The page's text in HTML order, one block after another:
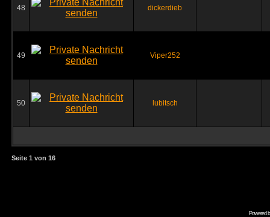
48 dickerdieb
49 Viper252
50 lubitsch
Seite 1 von 16
Powered